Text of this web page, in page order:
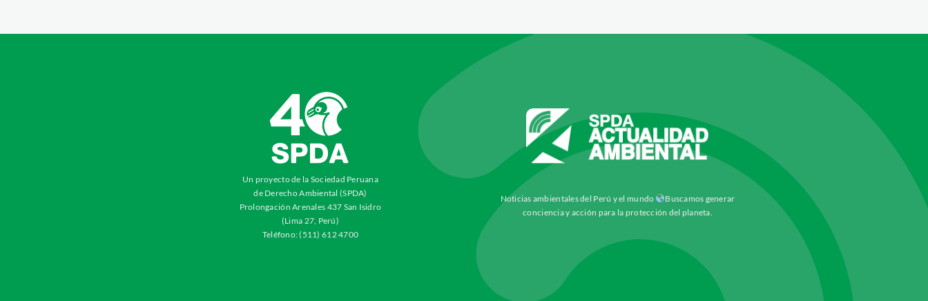
Un proyecto de la Sociedad Peruana
de Derecho Ambiental (SPDA)
Prolongación Arenales 437 San Isidro
(Lima 27, Perú)
Teléfono: (511) 612 4700
Noticias ambientales del Perú y el mundo
Buscamos generar
conciencia y acción para la protección del planeta.